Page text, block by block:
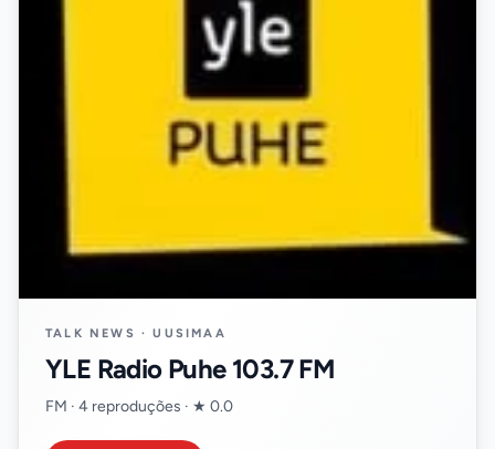
TALK NEWS · UUSIMAA
YLE Radio Puhe 103.7 FM
FM · 4 reproduções · ★ 0.0